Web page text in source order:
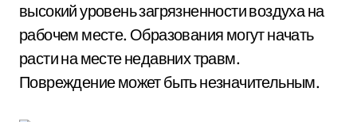
высокий уровень загрязненности воздуха на
рабочем месте. Образования могут начать
расти на месте недавних травм.
Повреждение может быть незначительным.